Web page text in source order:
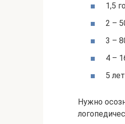
1,5
2 –
3 –
4 –
5
Нужно